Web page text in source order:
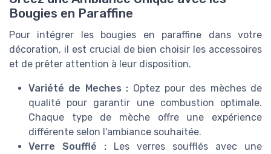
Bougies en Paraffine
Pour intégrer les bougies en paraffine dans votre
décoration, il est crucial de bien choisir les accessoires
et de prêter attention à leur disposition.
Variété de Meches : Optez pour des mèches de
qualité pour garantir une combustion optimale.
Chaque type de mèche offre une expérience
différente selon l'ambiance souhaitée.
Verre Soufflé : Les verres soufflés avec une